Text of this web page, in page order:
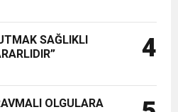
SAĞLIKLI
4
OLGULARA